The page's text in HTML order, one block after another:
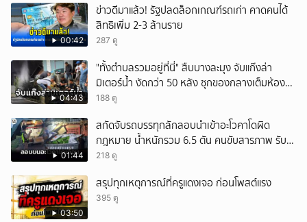
00:42
ข่าวดีมาแล้ว! รัฐปลดล็อกเกณฑ์รถเก่า คาดคนได้
สิทธิเพิ่ม 2-3 ล้านราย
287 ดู
04:43
"ทั้งตำบลรวมอยู่ที่นี่" สืบบางละมุง จับแก๊งล่า
มิเตอร์น้ำ งัดกว่า 50 หลัง ซุกของกลางเต็มห้อง
สารภาพขายหาเงินซื้อยา จ.ชลบุรี
188 ดู
01:44
สกัดจับรถบรรทุกลักลอบนำเข้าอะโวคาโดผิด
กฎหมาย น้ำหนักรวม 6.5 ตัน คนขับสารภาพ รับ
ค่าจ้างเที่ยวละ 5,000 บาท
218 ดู
03:50
สรุปทุกเหตุการณ์ที่ครูแดงเจอ ก่อนโพสต์แรง
395 ดู